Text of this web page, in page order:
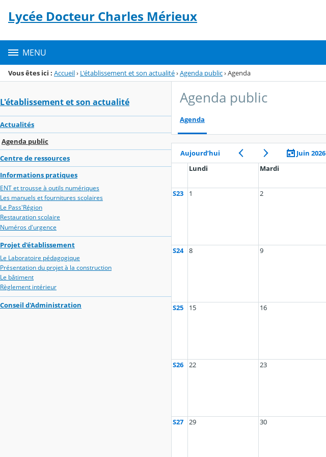
Menu de la rubrique
Contenu
Lycée Docteur Charles Mérieux
MENU
Vous êtes ici : Accueil› L'établissement et son actualité›Agenda public›Agenda
L'établissement et son actualité
Actualités
Agenda public
Centre de ressources
Informations pratiques
ENT et trousse à outils numériques
Les manuels et fournitures scolaires
Le Pass'Région
Restauration scolaire
Numéros d'urgence
Projet d'établissement
Le Laboratoire pédagogique
Présentation du projet à la construction
Le bâtiment
Règlement intérieur
Conseil d'Administration
Agenda public
Agenda
Aujourd’hui Juin 2026
Lundi
Mardi
S23 1 2
S24 8 9
S25 15 16
S26 22 23
S27 29 30